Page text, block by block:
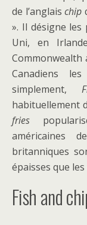
de l’anglaischip
». Il désigne
Uni, en
Commonwealth
Canadiens
simplement,
habituellement
fries
américaines
britanniques
épaisses que
Fish and